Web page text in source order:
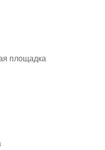
площадка